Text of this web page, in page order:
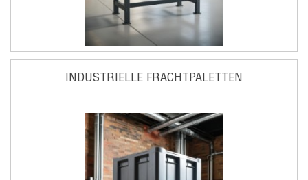
INDUSTRIELLE FRACHTPALETTEN